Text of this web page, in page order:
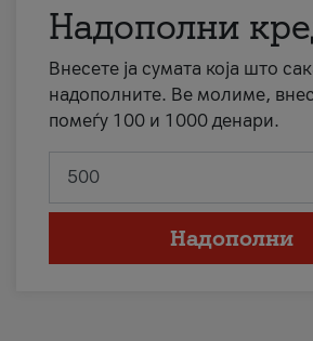
Надополни
Внесете ја сумата која што
надополните. Ве молиме,
помеѓу 100 и 1000 денари.
Надополни